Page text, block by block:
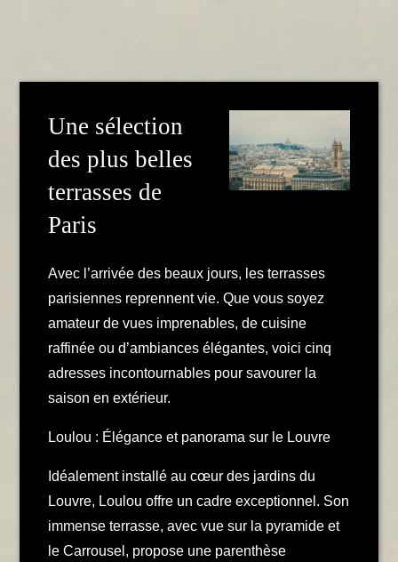
Une sélection
des plus belles
terrasses de
Paris
Avec l’arrivée des beaux jours, les terrasses
parisiennes reprennent vie. Que vous soyez
amateur de vues imprenables, de cuisine
raffinée ou d’ambiances élégantes, voici cinq
adresses incontournables pour savourer la
saison en extérieur.
Loulou : Élégance et panorama sur le Louvre
Idéalement installé au cœur des jardins du
Louvre, Loulou offre un cadre exceptionnel. Son
immense terrasse, avec vue sur la pyramide et
le Carrousel, propose une parenthèse